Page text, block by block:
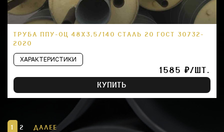
ТРУБА ППУ-ОЦ 48Х3,5/140 СТАЛЬ 20 ГОСТ 30732-
2020
ХАРАКТЕРИСТИКИ
1585 ₽/ШТ.
КУПИТЬ
1 2 ДАЛЕЕ